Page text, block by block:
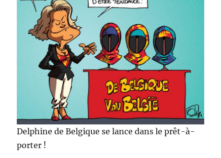
Delphine de Belgique se lance dans le prêt-à-
porter !